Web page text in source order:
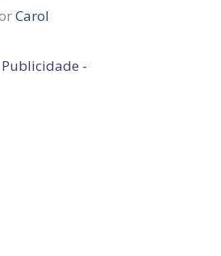
Carol
Publicidade -